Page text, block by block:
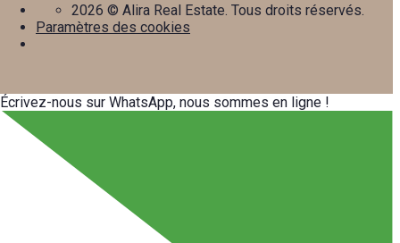
2026 © Alira Real Estate. Tous droits réservés.
Paramètres des cookies
Écrivez-nous sur WhatsApp, nous sommes en ligne !